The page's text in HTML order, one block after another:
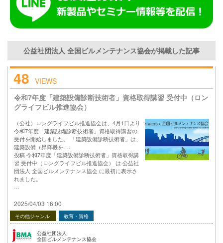
公益社団法人 全国ビルメンテナンス協会が掲載した記事
48 VIEWS
令和7年度「建築設備診断技術者」資格取得講習 受付中（ロン
グライフビル推進協会）
（公社）ロングライフビル推進協会は、4月1日より
令和7年度「建築設備診断技術者」資格取得講習の
受付を開始しました。 「建築設備診断技術者」は、
建築設備（昇降機を….
投稿 令和7年度「建築設備診断技術者」資格取得講
習 受付中（ロングライフビル推進協会） は 公益社
団法人 全国ビルメンテナンス協会 に最初に表示さ
れました。
2025/04/03 16:00
その他ジャンル 教育・資格
公益社団法人
全国ビルメンテナンス協会